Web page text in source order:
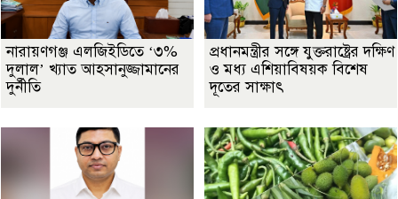
নারায়ণগঞ্জ এলজিইডিতে ‘৩%
দুলাল’ খ্যাত আহসানুজ্জামানের
দুর্নীতি
প্রধানমন্ত্রীর সঙ্গে যুক্তরাষ্ট্রের দক্ষিণ
ও মধ্য এশিয়াবিষয়ক বিশেষ
দূতের সাক্ষাৎ